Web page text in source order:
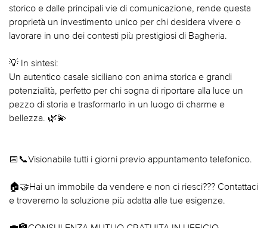
storico e dalle principali vie di comunicazione, rende questa
proprietà un investimento unico per chi desidera vivere o
lavorare in uno dei contesti più prestigiosi di Bagheria.
💡 In sintesi:
Un autentico casale siciliano con anima storica e grandi
potenzialità, perfetto per chi sogna di riportare alla luce un
pezzo di storia e trasformarlo in un luogo di charme e
bellezza. 🌿💫
📅📞Visionabile tutti i giorni previo appuntamento telefonico.
🏠🤝Hai un immobile da vendere e non ci riesci??? Contattaci
e troveremo la soluzione più adatta alle tue esigenze.